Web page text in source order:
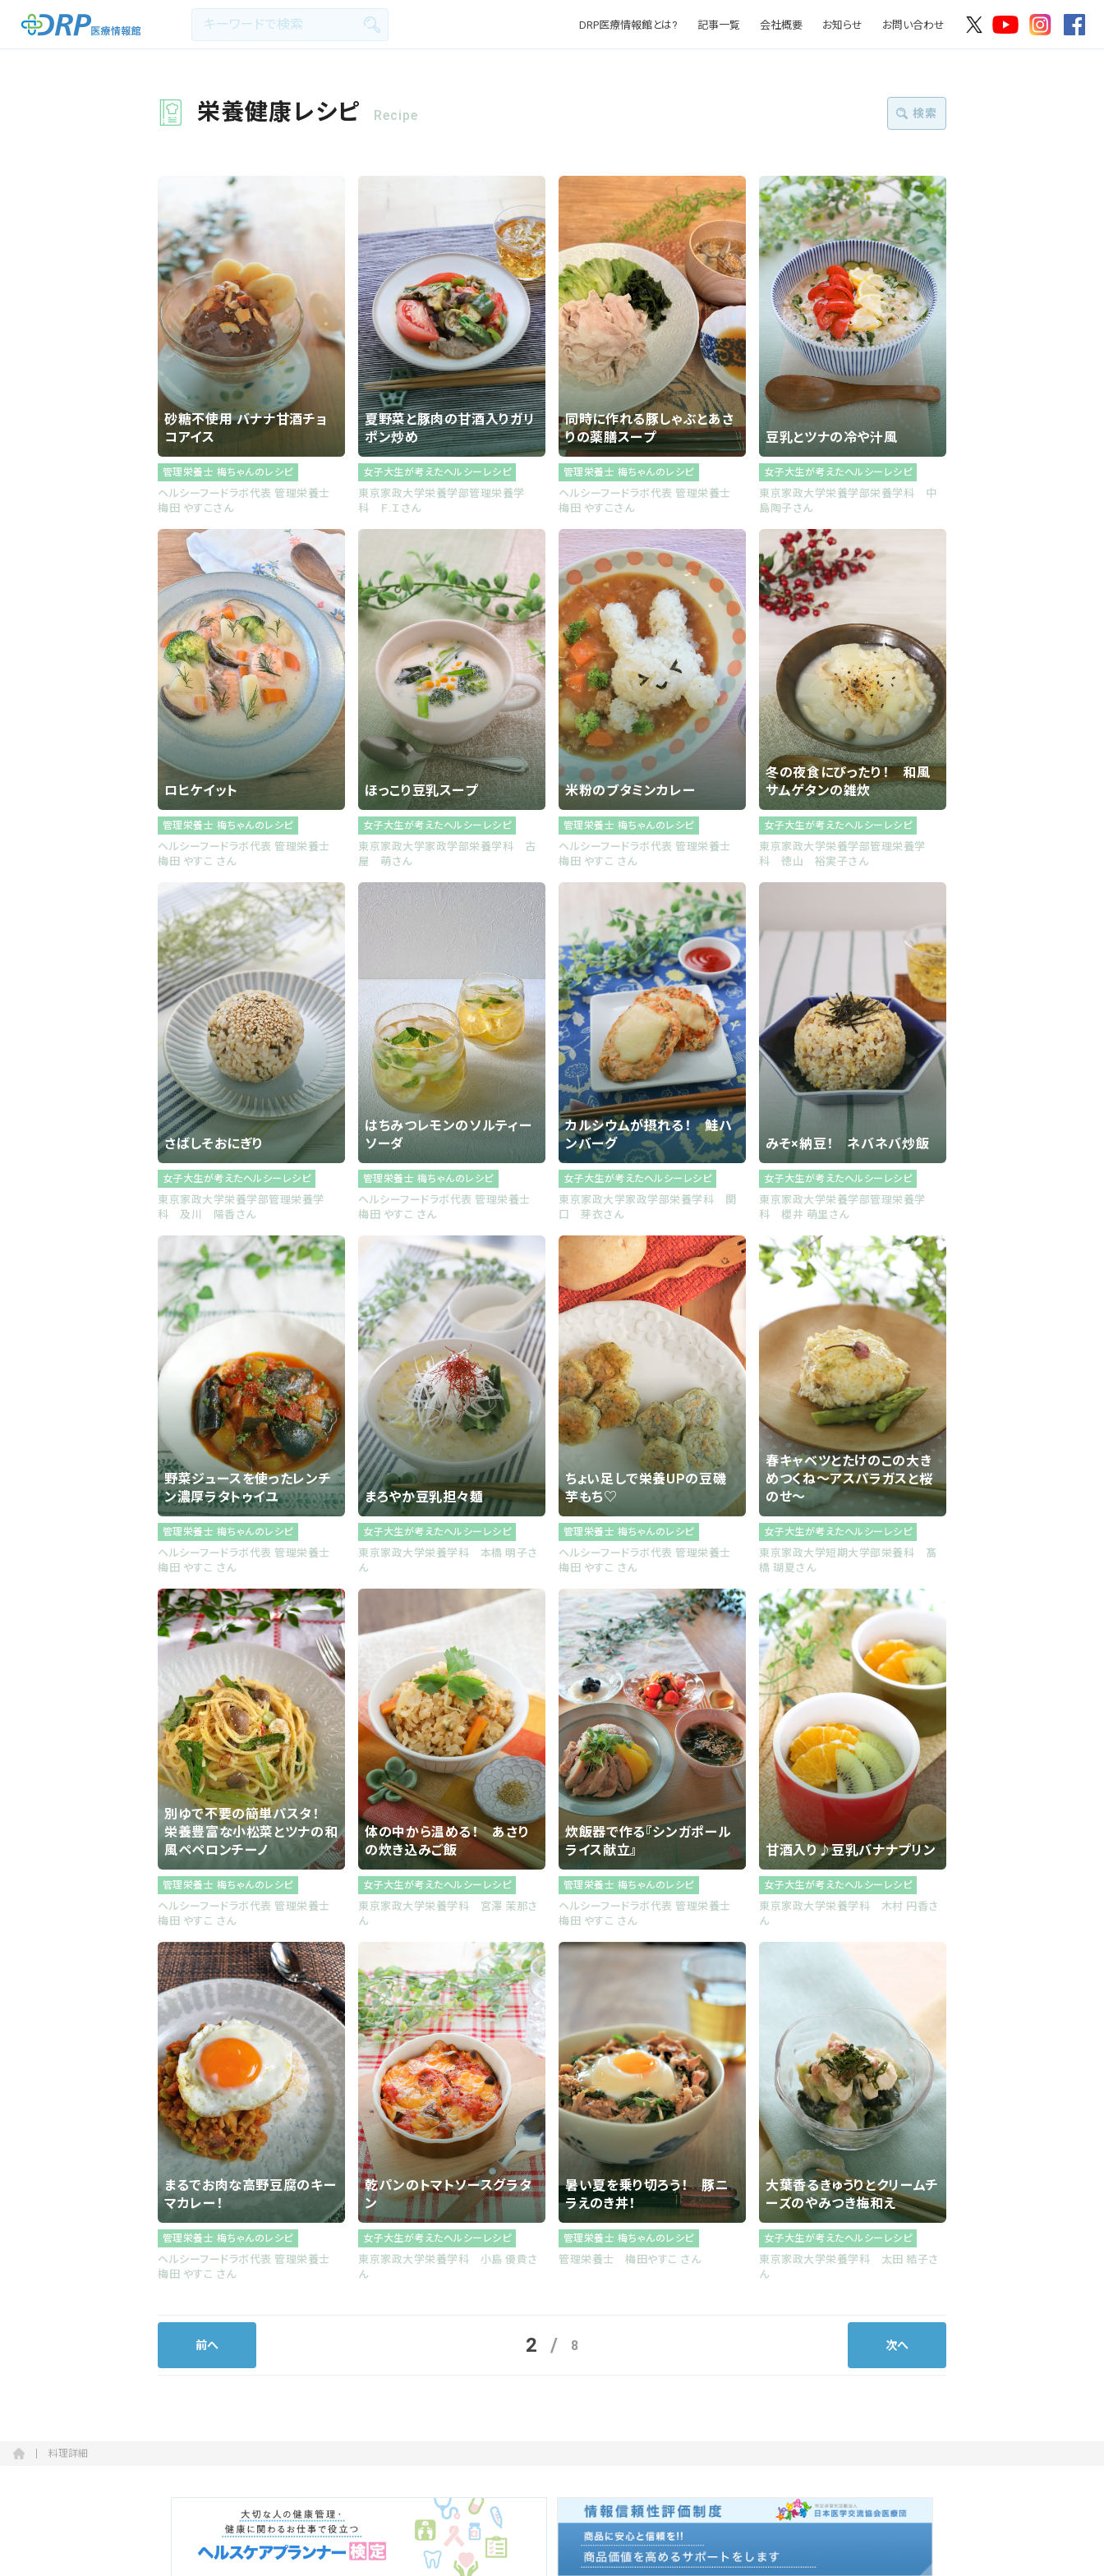
DRP医療情報館とは? 記事一覧 会社概要 お知らせ お問い合わせ
医療系学生記事
栄養健康レシピ Recipe 検索
砂糖不使用 バナナ甘酒チョ
コアイス
管理栄養士 梅ちゃんのレシピ
ヘルシーフードラボ代表 管理栄養士
梅田 やすこさん
夏野菜と豚肉の甘酒入りガリ
ポン炒め
女子大生が考えたヘルシーレシピ
東京家政大学栄養学部管理栄養学
科 Ｆ.Ｉさん
同時に作れる豚しゃぶとあさ
りの薬膳スープ
管理栄養士 梅ちゃんのレシピ
ヘルシーフードラボ代表 管理栄養士
梅田 やすこさん
豆乳とツナの冷や汁風
女子大生が考えたヘルシーレシピ
東京家政大学栄養学部栄養学科 中
島陶子さん
ロヒケイット
管理栄養士 梅ちゃんのレシピ
ヘルシーフードラボ代表 管理栄養士
梅田 やすこ さん
ほっこり豆乳スープ
女子大生が考えたヘルシーレシピ
東京家政大学家政学部栄養学科 古
屋 萌さん
米粉のブタミンカレー
管理栄養士 梅ちゃんのレシピ
ヘルシーフードラボ代表 管理栄養士
梅田 やすこ さん
冬の夜食にぴったり！ 和風
サムゲタンの雑炊
女子大生が考えたヘルシーレシピ
東京家政大学栄養学部管理栄養学
科 徳山 裕実子さん
さばしそおにぎり
女子大生が考えたヘルシーレシピ
東京家政大学栄養学部管理栄養学
科 及川 陽香さん
はちみつレモンのソルティー
ソーダ
管理栄養士 梅ちゃんのレシピ
ヘルシーフードラボ代表 管理栄養士
梅田 やすこ さん
カルシウムが摂れる！ 鮭ハ
ンバーグ
女子大生が考えたヘルシーレシピ
東京家政大学家政学部栄養学科 関
口 芽衣さん
みそ×納豆！ ネバネバ炒飯
女子大生が考えたヘルシーレシピ
東京家政大学栄養学部管理栄養学
科 櫻井 萌里さん
野菜ジュースを使ったレンチ
ン濃厚ラタトゥイユ
管理栄養士 梅ちゃんのレシピ
ヘルシーフードラボ代表 管理栄養士
梅田 やすこ さん
まろやか豆乳担々麺
女子大生が考えたヘルシーレシピ
東京家政大学栄養学科 本橋 明子さ
ん
ちょい足しで栄養UPの豆磯
芋もち♡
管理栄養士 梅ちゃんのレシピ
ヘルシーフードラボ代表 管理栄養士
梅田 やすこ さん
春キャベツとたけのこの大き
めつくね～アスパラガスと桜
のせ～
女子大生が考えたヘルシーレシピ
東京家政大学短期大学部栄養科 髙
橋 瑚夏さん
別ゆで不要の簡単パスタ！
栄養豊富な小松菜とツナの和
風ペペロンチーノ
管理栄養士 梅ちゃんのレシピ
ヘルシーフードラボ代表 管理栄養士
梅田 やすこ さん
体の中から温める！ あさり
の炊き込みご飯
女子大生が考えたヘルシーレシピ
東京家政大学栄養学科 宮澤 茉那さ
ん
炊飯器で作る『シンガポール
ライス献立』
管理栄養士 梅ちゃんのレシピ
ヘルシーフードラボ代表 管理栄養士
梅田 やすこ さん
甘酒入り♪豆乳バナナプリン
女子大生が考えたヘルシーレシピ
東京家政大学栄養学科 木村 円香さ
ん
まるでお肉な高野豆腐のキー
マカレー！
管理栄養士 梅ちゃんのレシピ
ヘルシーフードラボ代表 管理栄養士
梅田 やすこ さん
乾パンのトマトソースグラタ
ン
女子大生が考えたヘルシーレシピ
東京家政大学栄養学科 小島 優貴さ
ん
暑い夏を乗り切ろう！ 豚ニ
ラえのき丼！
管理栄養士 梅ちゃんのレシピ
管理栄養士 梅田やすこ さん
大葉香るきゅうりとクリームチ
ーズのやみつき梅和え
女子大生が考えたヘルシーレシピ
東京家政大学栄養学科 太田 結子さ
ん
8
前へ 2 次へ
料理詳細